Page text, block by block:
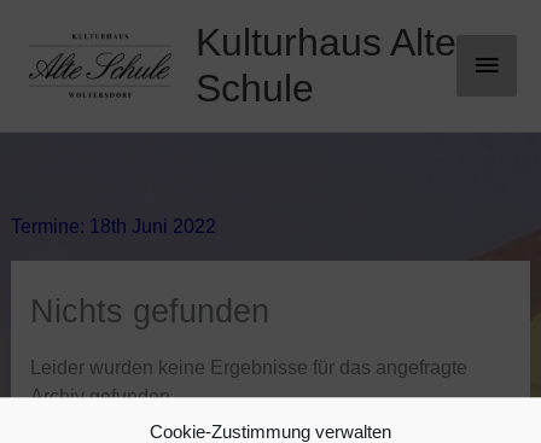
Cookie-Zustimmung verwalten
springen
Kulturhaus Alte
Schule
Termine: 18th Juni 2022
Nichts gefunden
Leider wurden keine Ergebnisse für das angefragte
Archiv gefunden.